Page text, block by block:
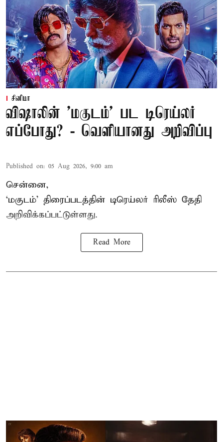
சினிமா
விஷாலின் 'மகுடம்' பட டிரெய்லர்
எப்போது? - வெளியானது அறிவிப்பு
Published on: 05 Aug 2026, 9:00 am
சென்னை,
‘மகுடம்’ திரைப்படத்தின் டிரெய்லர் ரிலீஸ் தேதி
அறிவிக்கப்பட்டுள்ளது.
Read More